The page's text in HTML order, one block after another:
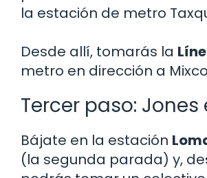
la estación de metro
Desde allí, tomarás la
metro en dirección a
Tercer paso: Jones
Bájate en la estación
(la segunda parada) y,